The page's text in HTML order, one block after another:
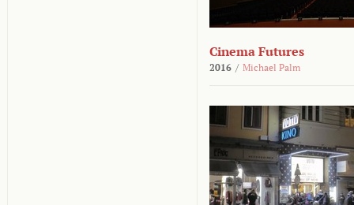
Cinema Futures
2016 / Michael Palm